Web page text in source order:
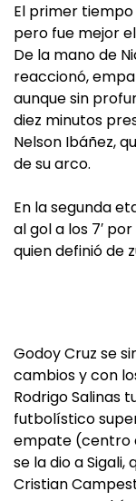
El primer
pero fue mejor
De la mano de
reaccionó,
aunque sin
diez minutos
Nelson Ibáñez,
de su arco.
En la segunda
al gol a los 7′
quien definió de
Godoy Cruz se
cambios y con
Rodrigo Salinas
futbolístico
empate (centro
se la dio a
Cristian